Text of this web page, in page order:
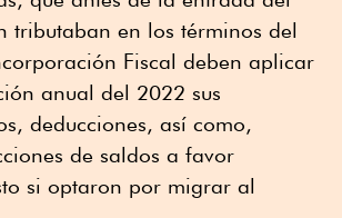
tributaban en los términos del
Fiscal deben aplicar
anual del 2022 sus
deducciones, así como,
de saldos a favor
si optaron por migrar al